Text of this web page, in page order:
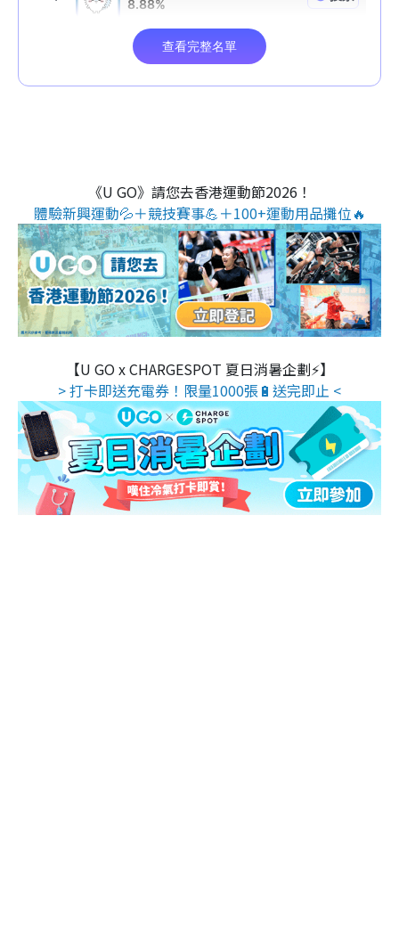
《U GO》請您去香港運動節2026！
體驗新興運動💦＋競技賽事💪＋100+運動用品攤位🔥
【U GO x CHARGESPOT 夏日消暑企劃⚡】
> 打卡即送充電券！限量1000張🔋送完即止 <